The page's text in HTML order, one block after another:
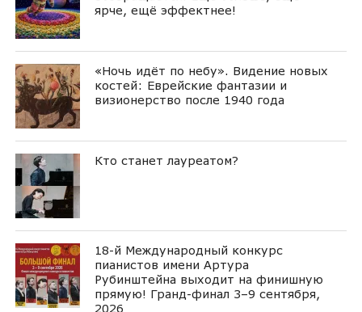
ярче, ещё эффектнее!
«Ночь идёт по небу». Видение новых
костей: Еврейские фантазии и
визионерство после 1940 года
Кто станет лауреатом?
18-й Международный конкурс
пианистов имени Артура
Рубинштейна выходит на финишную
прямую! Гранд-финал 3–9 сентября,
2026